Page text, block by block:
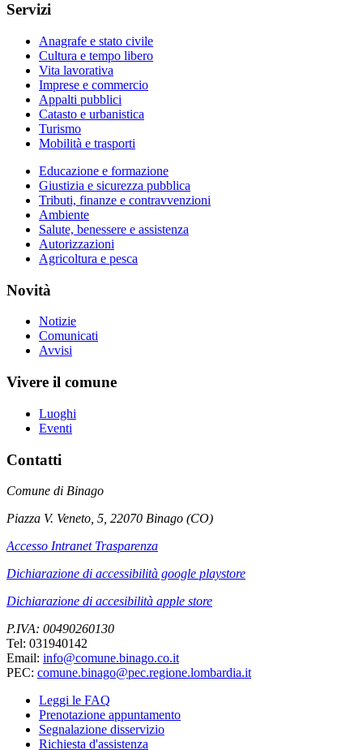
Servizi
Anagrafe e stato civile
Cultura e tempo libero
Vita lavorativa
Imprese e commercio
Appalti pubblici
Catasto e urbanistica
Turismo
Mobilità e trasporti
Educazione e formazione
Giustizia e sicurezza pubblica
Tributi, finanze e contravvenzioni
Ambiente
Salute, benessere e assistenza
Autorizzazioni
Agricoltura e pesca
Novità
Notizie
Comunicati
Avvisi
Vivere il comune
Luoghi
Eventi
Contatti
Comune di Binago
Piazza V. Veneto, 5, 22070 Binago (CO)
Accesso Intranet Trasparenza
Dichiarazione di accessibilità google playstore
Dichiarazione di accesibilità apple store
P.IVA: 00490260130
Tel: 031940142
Email: info@comune.binago.co.it
PEC: comune.binago@pec.regione.lombardia.it
Leggi le FAQ
Prenotazione appuntamento
Segnalazione disservizio
Richiesta d'assistenza